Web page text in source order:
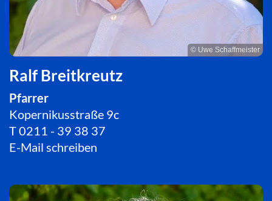
© Uwe Schaffmeister
Ralf Breitkreutz
Pfarrer
Kopernikusstraße 9c
T0211 - 39 38 37
E-Mail schreiben